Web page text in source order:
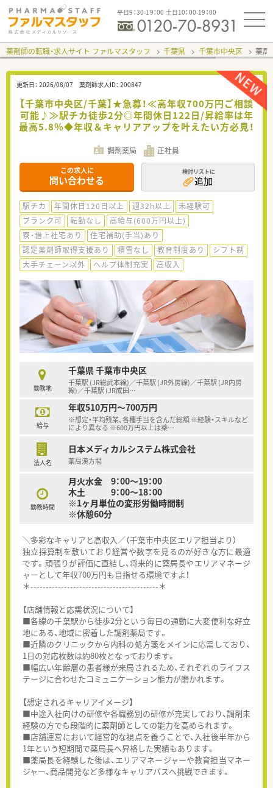
平日9：30-19：00 土日10：00-19：00
薬剤師の転職・求人サイト ファルマスタッフ 千葉県 千葉市中央区 薬局
更新日： 2026/08/07 薬剤師求人ID： 200847
【千葉市中央区/千葉】★急募！≪高年収700万円ご相談
可能♪≫駅チカ徒歩2分◎年間休日122日/昇給率は年
最高5.8％◆年収＆キャリアアップを叶えたい方必見！
調剤薬局 正社員
この求人に
問い合わせる
検討リストに
追加
駅チカ 年間休日120日以上 週32h以上
未経験可
ブランク可
転勤なし
高給与(600万円以上)
寮・借上社宅あり
住宅補助(手当)あり
認定薬剤師取得支援あり
積雪なし 教育制度あり
シフト制
大手チェーン以外
ヘルプ体制充実 高収入
勤務地
千葉県 千葉市中央区
千葉駅 (JR総武本線)／千葉駅 (JR外房線)／千葉駅 (JR内房
線)／千葉駅 (JR成田…
給与
年収510万円～700万円
※想定・平均残業、各種手当を含んだ総額 ※経験・スキルなど
により異なる ※600万円以上は薬…
法人名
日本メディカルシステム株式会社
薬局漢方閣
勤務時間
月火水金 9：00～19：00
木土 9：00～18：00
※1ヶ月単位の変形労働時間制
※休憩60分
＼多彩なキャリアと高収入／（千葉市中央区エリア担当より）
独立採算制を敷いており経営や数字を見るのが好きな方に最適
です。頑張りが評価に直結し、将来的に薬局長やエリアマネージ
ャーとして年収700万円も目指せる環境ですよ！
＊------------------------------------------＊
【店舗情報と応需状況について】
■各線の千葉駅から徒歩2分という毎日の通勤に大変便利な好立
地にある、地域に密着した調剤薬局です。
■近隣のクリニックから内科の処方箋をメインに応需しており、
1日の対応枚数は約80枚となっております。
■幅広い年齢層の患者様が来局されるため、それぞれのライフス
テージに合わせたコミュニケーション能力が磨かれます。
【想定されるキャリアイメージ】
■中途入社向けの研修や各職務別の研修が充実しており、調剤未
経験の方でも段階的に薬剤師としての能力を高められます。
■店舗運営において経営的な視点を養うことで、入社後半年から
1年という短期間で薬局長へ昇格した実績もあります。
■薬局長を経験した後は、エリアマネージャーや教育担当マネー
ジャー、商品開発など多様なキャリアパスへ挑戦できます。